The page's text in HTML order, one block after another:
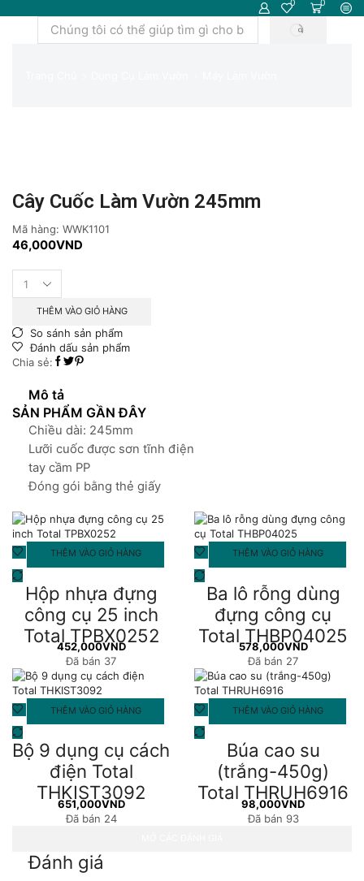
0 0
Trường
TÌM
Cây Cuốc Làm Vườn 245mm
Mã hàng: WWK1101
46,000VND
cuốc
245mm
số
lượng
THÊM VÀO GIỎ HÀNG
So sánh sản phẩm
Đánh dấu sản phẩm
Chia sẻ:
Mô tả
SẢN PHẨM GẦN ĐÂY
Chiều dài: 245mm
Lưỡi cuốc được sơn tĩnh điện
tay cầm PP
Đóng gói bằng thẻ giấy
THÊM VÀO GIỎ HÀNG
Hộp nhựa đựng
công cụ 25 inch
Total TPBX0252
452,000VND
Đã bán 37
THÊM VÀO GIỎ HÀNG
Ba lô rỗng dùng
đựng công cụ
Total THBP04025
578,000VND
Đã bán 27
THÊM VÀO GIỎ HÀNG
Bộ 9 dụng cụ cách
điện Total
THKIST3092
651,000VND
Đã bán 24
THÊM VÀO GIỎ HÀNG
Búa cao su
(trắng-450g)
Total THRUH6916
98,000VND
Đã bán 93
Đánh giá